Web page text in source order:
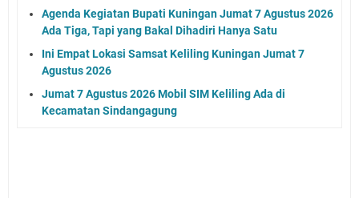
Agenda Kegiatan Bupati Kuningan Jumat 7 Agustus 2026
Ada Tiga, Tapi yang Bakal Dihadiri Hanya Satu
Ini Empat Lokasi Samsat Keliling Kuningan Jumat 7
Agustus 2026
Jumat 7 Agustus 2026 Mobil SIM Keliling Ada di
Kecamatan Sindangagung